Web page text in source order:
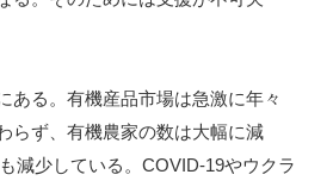
ある。有機産品市場は急激に年々
らず、有機農家の数は大幅に減
減少している。COVID-19やウクラ